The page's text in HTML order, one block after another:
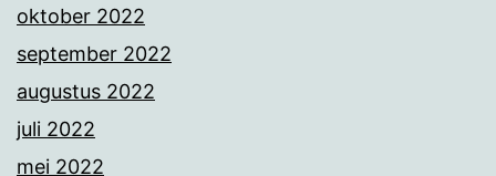
oktober 2022
september 2022
augustus 2022
juli 2022
mei 2022